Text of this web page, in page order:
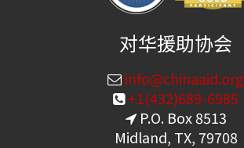
对华援助协会
info@chinaaid.org
+1(432)689-6985
P.O. Box 8513
Midland, TX, 79708